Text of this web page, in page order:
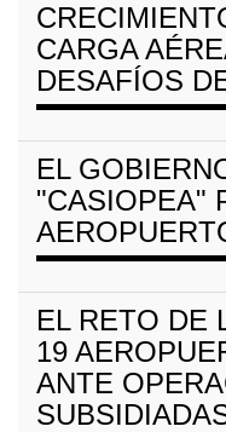
CARGA
DESAFÍOS
EL
"CASIOPEA"
EL RETO DE
19
ANTE